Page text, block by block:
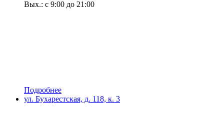
Вых.: с 9:00 до 21:00
Подробнее
ул. Бухарестская, д. 118, к. 3